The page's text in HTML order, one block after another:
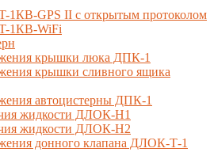
1КВ-GPS II с открытым протоколом
1КВ-WiFi
крышки люка ДПК-1
крышки сливного ящика
автоцистерны ДПК-1
жидкости ДЛОК-Н1
жидкости ДЛОК-Н2
донного клапана ДЛОК-Т-1